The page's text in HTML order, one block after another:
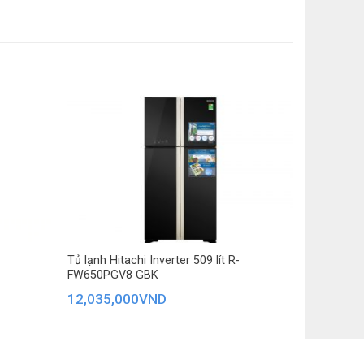
ghi nhớ thói quen sử dụng của người dùng, dựa
công suất làm lạnh thích hợp cho hiệu quả làm
Tủ lạnh Hitachi Inverter 509 lít R-
FW650PGV8 GBK
12,035,000VND